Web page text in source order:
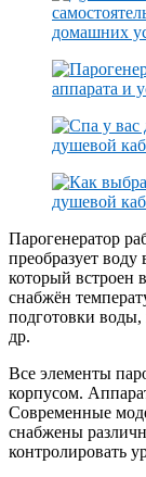
Парогенератор
преобразует
который встроен
снабжён
подготовки
др.
Все элементы
корпусом.
Современные
снабжены
контролировать